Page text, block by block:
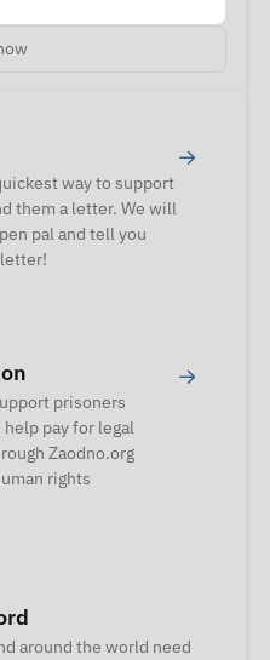
way to support
them a letter. We will
pal and tell you
→
prisoners
help pay for legal
Zaodno.org
rights
→
around the world need